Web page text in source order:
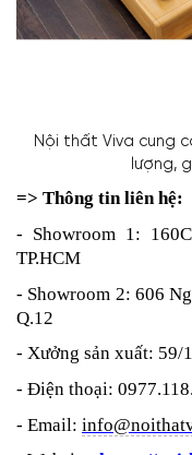
Nội thất Viva cung
lượng,
=> Thông tin liên hệ:
- Showroom 1:
TP.HCM
- Showroom 2: 606
Q.12
- Xưởng sản xuất: 59/
- Điện thoại:
- Email: